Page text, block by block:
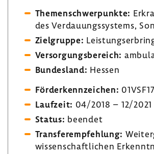
Themen­schwer­punkte:
des Verdau­ungs­sys­tems,
Ziel­gruppe:
Versor­gungs­be­reich:
Bundes­land: Hessen
Förder­kenn­zei­chen:
Lauf­zeit: 04/2018 – 12/2021
Status: beendet
Trans­fer­emp­feh­lung:
wissen­schaft­li­chen